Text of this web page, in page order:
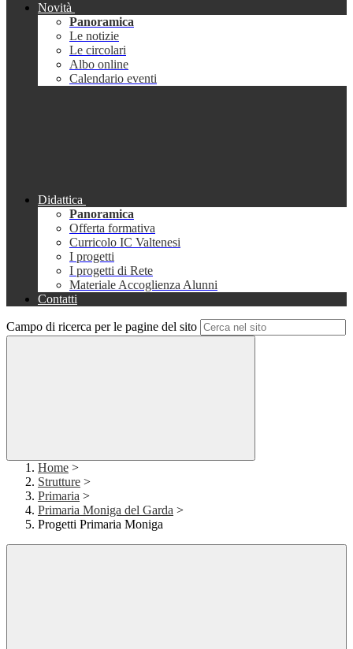
Novità
Panoramica
Le notizie
Le circolari
Albo online
Calendario eventi
Didattica
Panoramica
Offerta formativa
Curricolo IC Valtenesi
I progetti
I progetti di Rete
Materiale Accoglienza Alunni
Contatti
Campo di ricerca per le pagine del sito
Home >
Strutture >
Primaria >
Primaria Moniga del Garda >
Progetti Primaria Moniga